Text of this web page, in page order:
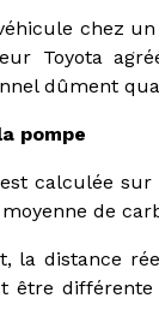
chez un
Toyota
dûment
pompe
calculée sur
de
la distance
être